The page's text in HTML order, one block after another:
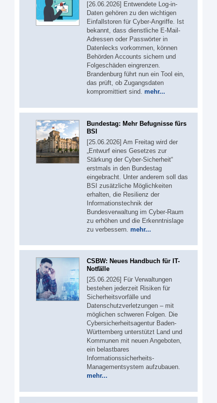
[26.06.2026] Entwendete Log-in-
Daten gehören zu den wichtigen
Einfallstoren für Cyber-Angriffe. Ist
bekannt, dass dienstliche E-Mail-
Adressen oder Passwörter in
Datenlecks vorkommen, können
Behörden Accounts sichern und
Folgeschäden eingrenzen.
Brandenburg führt nun ein Tool ein,
das prüft, ob Zugangsdaten
kompromittiert sind. mehr...
Bundestag: Mehr Befugnisse fürs
BSI
[25.06.2026] Am Freitag wird der
„Entwurf eines Gesetzes zur
Stärkung der Cyber-Sicherheit“
erstmals in den Bundestag
eingebracht. Unter anderem soll das
BSI zusätzliche Möglichkeiten
erhalten, die Resilienz der
Informationstechnik der
Bundesverwaltung im Cyber-Raum
zu erhöhen und die Erkenntnislage
zu verbessern. mehr...
CSBW: Neues Handbuch für IT-
Notfälle
[25.06.2026] Für Verwaltungen
bestehen jederzeit Risiken für
Sicherheitsvorfälle und
Datenschutzverletzungen – mit
möglichen schweren Folgen. Die
Cybersicherheitsagentur Baden-
Württemberg unterstützt Land und
Kommunen mit neuen Angeboten,
ein belastbares
Informationssicherheits-
Managementsystem aufzubauen.
mehr...